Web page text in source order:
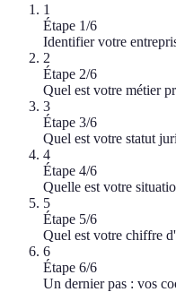
1
Étape 1/6
Identifier votre
2
Étape 2/6
Quel est votre métier
3
Étape 3/6
Quel est votre statut
4
Étape 4/6
Quelle est votre
5
Étape 5/6
Quel est votre chiffre
6
Étape 6/6
Un dernier pas : vos